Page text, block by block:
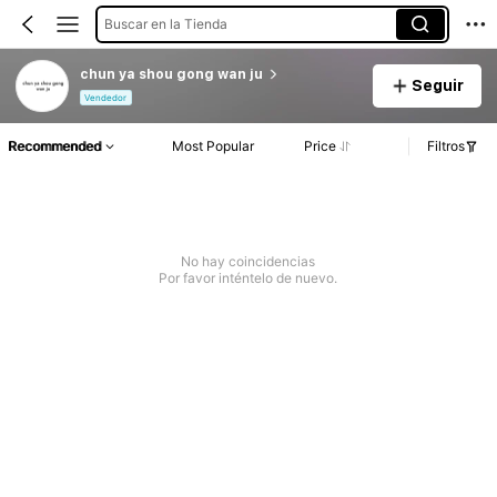
Buscar en la Tienda
chun ya shou gong wan ju
Vendedor
Seguir
Recommended Most Popular Price Filtros
No hay coincidencias
Por favor inténtelo de nuevo.